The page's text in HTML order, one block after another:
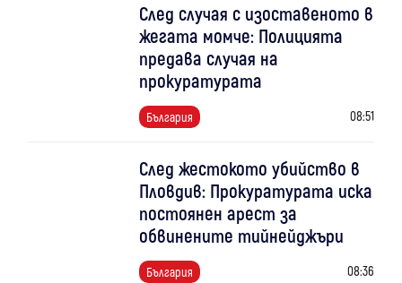
След случая с изоставеното в
жегата момче: Полицията
предава случая на
прокуратурата
България 08:51
След жестокото убийство в
Пловдив: Прокуратурата иска
постоянен арест за
обвинените тийнейджъри
България 08:36